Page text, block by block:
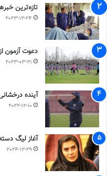
تازه‌ترین خبرها از درمان
2023-12-24
دعوت آزمون از 30 بازیکن به اردوی تیم
2023-03-21
آینده
2022-12-10
آغاز لیگ
2024-12-29